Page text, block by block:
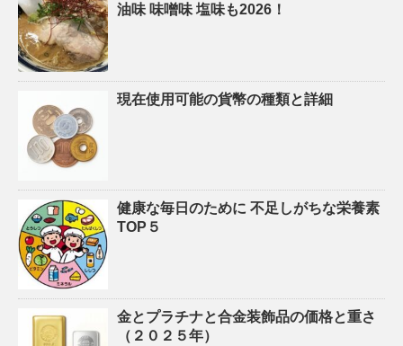
油味 味噌味 塩味も2026！
現在使用可能の貨幣の種類と詳細
健康な毎日のために 不足しがちな栄養素
TOP５
金とプラチナと合金装飾品の価格と重さ
（２０２５年）